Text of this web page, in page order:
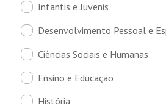
Infantis e Juvenis
Desenvolvimento Pessoal e
Ciências Sociais e Humanas
Ensino e Educação
História